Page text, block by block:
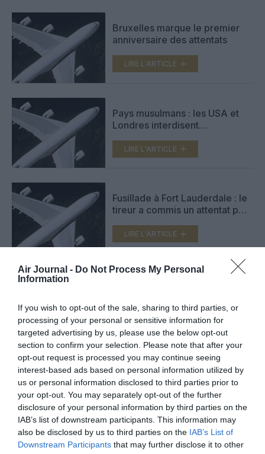
Air Journal - Do Not Process My Personal
Information
If you wish to opt-out of the sale, sharing to third parties, or
processing of your personal or sensitive information for
targeted advertising by us, please use the below opt-out
section to confirm your selection. Please note that after your
opt-out request is processed you may continue seeing
interest-based ads based on personal information utilized by
us or personal information disclosed to third parties prior to
your opt-out. You may separately opt-out of the further
disclosure of your personal information by third parties on the
IAB’s list of downstream participants. This information may
also be disclosed by us to third parties on the IAB’s List of
Downstream Participants that may further disclose it to other
Bruxelles marque le premier
anniversaire des attentats
LIRE L'ARTICLE
Pays musulmans : les USA et
Londres interdisent
LIRE L'ARTICLE
Fusillade à Fort Lauderdale : le
tireur a commis un attentat pour
LIRE L'ARTICLE
terroriste ?
LIRE L'ARTICLE
VOIR PLUS D'ARTICLES
FAIRE UN DON